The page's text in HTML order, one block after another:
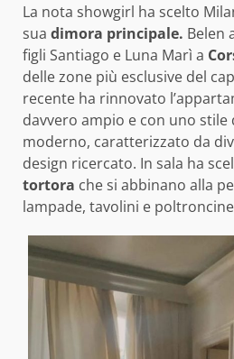
La nota showgirl ha scelto
sua dimora principale. Belen
figli Santiago e Luna Marì a
delle zone più esclusive del
recente ha rinnovato
davvero ampio e con uno stile
moderno, caratterizzato da
design ricercato. In sala ha
tortora che si abbinano alla
lampade, tavolini e